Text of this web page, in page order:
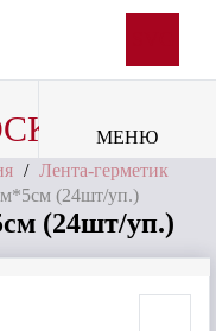
МЕНЮ
/ Лента-герметик
(24шт/уп.)
(24шт/уп.)